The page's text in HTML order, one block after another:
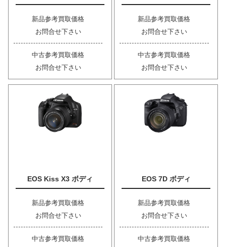
新品参考買取価格
お問合せ下さい
中古参考買取価格
お問合せ下さい
新品参考買取価格
お問合せ下さい
中古参考買取価格
お問合せ下さい
EOS Kiss X3 ボディ
新品参考買取価格
お問合せ下さい
中古参考買取価格
EOS 7D ボディ
新品参考買取価格
お問合せ下さい
中古参考買取価格